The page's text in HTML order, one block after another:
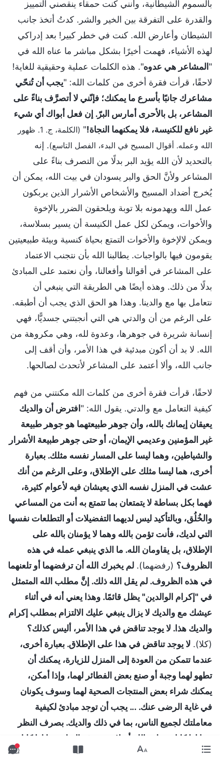
بالسموم الشيطانية، وأنني كنت حمقاء ينقصني التمييز
والقدرة على التفرقة بين الخير والشر. كدتُ أتخذ جانب
الشيطان وأعارض الله. كنت في خطر كبير! بعد إدراكي
لهذه الأشياء، فهمت أخيرًا بشكل مباشر ما عناه الله في
"المشاعر هي عدوه". هذه الكلمات عملية وحقيقية للغاية!
لاحقًا، قرأت فقرة أخرى من كلمات الله: "يجب أن تُنحّي
مشاعرك جانبًا بأسرع ما يمكنك؛ فإنّني لا أتصرَّف بناءً على
المشاعر، بل بالأحرى أمارس البرّ. إن فعل أبواك أي شيء
غير نافع للكنيسة، فلا يمكنهما النجاة!"
(الكلمة، ج. 1. ظهور
الله وعمله. أقوال المسيح في البدء، الفصل التاسع). إنه
بالتحديد لأن الله يؤيد البر بدلًا من التصرف بناءً على
المشاعر ولأنَّ الحق والبر يسودان في بيت الله، يمكن أن
يُخرج أضداد المسيح والأشخاص الأشرار الذين يربكون
عمل الله ويهدمونه بلا توبة ويلحقون الضرر بالإخوة
والأخوات، ويمكن لكل عمل الكنيسة أن يسير بسلاسة،
ويمكن لالإخوة والأخوات التمتع بحياة كنسية وبيئة طبيعيتين
يقومون فيها بالواجبات. يطالبنا الله بأن نتجنب الاعتماد
على المشاعر في أقوالنا وأفعالنا، وأن نعتمد على المبادئ
بدلًا من ذلك. وهذه أيضًا هي الطريقة التي ينبغي أن
نتعامل بها مع والدينا. وهذا هو الحق الذي يجب أن أطبقه.
على الرغم من أن والدتي هي التي أنجبتني جسديًّا، فهي
إنسانة شريرة في جوهرها، وعدوة لله، وهي مكروهة من
الله. لا بد أن أكون مبدئية في هذا الأمر، وأن أقف إلى
جانب الله، وألا أعتمد على المشاعر لأتحدث لصالحها.
لاحقًا، قرأت فقرة أخرى من كلمات الله مكنتني من فهم
كيفية التعامل مع والدتي. يقول الله: "افترض أن والديك
يعيقان إيمانك بالله، وأن جوهر طبيعتهما هو جوهر طبيعة
غير المؤمنين وعديمي الإيمان، أو حتى جوهر طبيعة الأشرار
والشياطين، وهما ليسا على المسار نفسه مثلك. بعبارة
أخرى، هما ليسا مثلك على الإطلاق، وعلى الرغم من أنك
عشت في المنزل نفسه الذي يعيشان فيه لأعوام كثيرة،
فهما بكل بساطة لا يتمتعان بما تتمتع به أنت من المساعي
والخُلُق، وبالتأكيد ليس لديهما التفضيلات أو التطلعات نفسها
التي لديك، فأنت تؤمن بالله وهما لا يؤمنان بالله على
الإطلاق، بل يقاومان الله. ما الذي ينبغي عمله في هذه
الظروف؟ (رفضهما). لم يخبرك الله أن ترفضهما أو تلعنهما
في هذه الظروف. لم يقل الله ذلك. إنَّ مطلب الله المتمثل
في "إكرام الوالدين" يظل قائمًا. وهذا يعني أنه في أثناء
عيشك مع والديك لا يزال ينبغي عليك الالتزام بمطلب إكرام
والديك هذا. لا يوجد تناقض في هذا الأمر، أليس كذلك؟
(كلا). لا يوجد تناقض في هذا على الإطلاق. بعبارة أخرى،
عندما تتمكن من العودة إلى المنزل للزيارة، يمكنك أن
تطهو لهما وجبة أو صنع بعض الفطائر لهما، وإذا أمكن،
يمكنك شراء بعض المنتجات الصحية لهما وسوف يكونان
في غاية الرضى عنك. ... يجب أن توجد مبادئ لكيفية
معاملتك لجميع الناس، بما في ذلك والديك. بصرف النظر
عما إذا كانا يؤمنان بالله أم لا، وبصرف النظر عما إذا كانا
شريرين أم لا، يجب أن تعاملهما بالمبادئ. قال الله للإنسان